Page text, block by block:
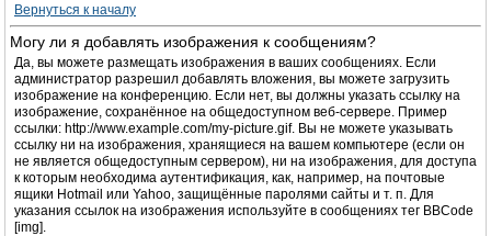
Вернуться к началу
Могу ли я добавлять изображения к сообщениям?
Да, вы можете размещать изображения в ваших сообщениях. Если
администратор разрешил добавлять вложения, вы можете загрузить
изображение на конференцию. Если нет, вы должны указать ссылку на
изображение, сохранённое на общедоступном веб-сервере. Пример
ссылки: http://www.example.com/my-picture.gif. Вы не можете указывать
ссылку ни на изображения, хранящиеся на вашем компьютере (если он
не является общедоступным сервером), ни на изображения, для доступа
к которым необходима аутентификация, как, например, на почтовые
ящики Hotmail или Yahoo, защищённые паролями сайты и т. п. Для
указания ссылок на изображения используйте в сообщениях тег BBCode
[img].